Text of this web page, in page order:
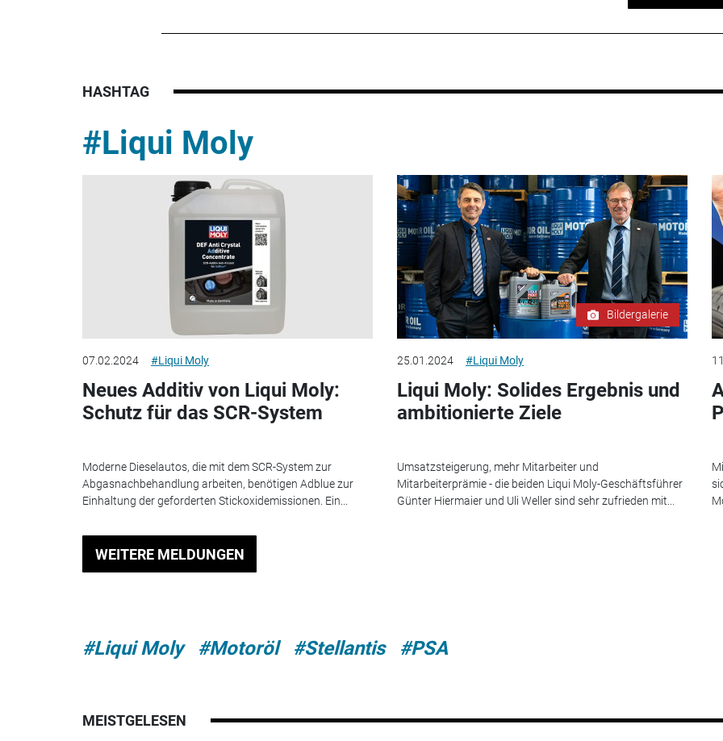
HASHTAG
#Liqui Moly
07.02.2024 #Liqui Moly
Neues Additiv von Liqui Moly:
Schutz für das SCR-System
Moderne Dieselautos, die mit dem SCR-System zur
Abgasnachbehandlung arbeiten, benötigen Adblue zur
Einhaltung der geforderten Stickoxidemissionen. Ein...
Bildergalerie
25.01.2024 #Liqui Moly
Liqui Moly: Solides Ergebnis und
ambitionierte Ziele
Umsatzsteigerung, mehr Mitarbeiter und
Mitarbeiterprämie - die beiden Liqui Moly-Geschäftsführer
Günter Hiermaier und Uli Weller sind sehr zufrieden mit...
WEITERE MELDUNGEN
#Liqui Moly #Motoröl #Stellantis #PSA
MEISTGELESEN